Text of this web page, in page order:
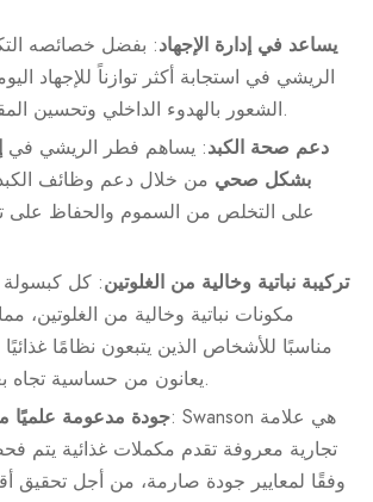
يساعد في إدارة الإجهاد: بفضل خصائصه
الريشي في استجابة أكثر توازناً للإجهاد
الشعور بالهدوء الداخلي وتحسين المقاومة العقلية.
دعم صحة الكبد: يساهم فطر الريشي في
بشكل صحي من خلال دعم وظائف
على التخلص من السموم والحفاظ على
تركيبة نباتية وخالية من الغلوتين: كل
مكونات نباتية وخالية من الغلوتين،
مناسبًا للأشخاص الذين يتبعون نظامًا غذائيًا
يعانون من حساسية تجاه بعض الأطعمة.
جودة مدعومة علميًا منذ: Swanson هي علامة
تجارية معروفة تقدم مكملات غذائية يتم
وفقًا لمعايير جودة صارمة، من أجل